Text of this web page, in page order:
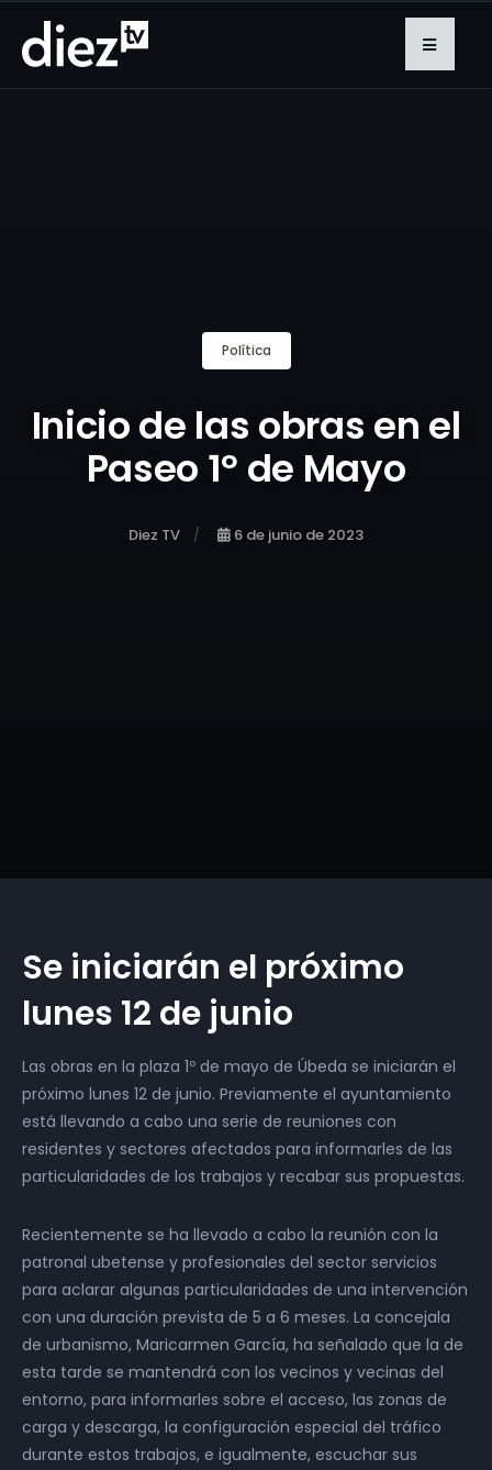
Política
Inicio de las obras en el
Paseo 1º de Mayo
Diez TV 6 de junio de 2023
Se iniciarán el próximo
lunes 12 de junio
Las obras en la plaza 1º de mayo de Úbeda se iniciarán el
próximo lunes 12 de junio. Previamente el ayuntamiento
está llevando a cabo una serie de reuniones con
residentes y sectores afectados para informarles de las
particularidades de los trabajos y recabar sus propuestas.
Recientemente se ha llevado a cabo la reunión con la
patronal ubetense y profesionales del sector servicios
para aclarar algunas particularidades de una intervención
con una duración prevista de 5 a 6 meses. La concejala
de urbanismo, Maricarmen García, ha señalado que la de
esta tarde se mantendrá con los vecinos y vecinas del
entorno, para informarles sobre el acceso, las zonas de
carga y descarga, la configuración especial del tráfico
durante estos trabajos, e igualmente, escuchar sus